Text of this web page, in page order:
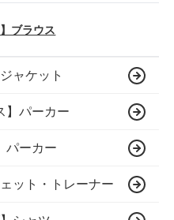
ブラウス
ャケット
】パーカー
パーカー
ット・トレーナー